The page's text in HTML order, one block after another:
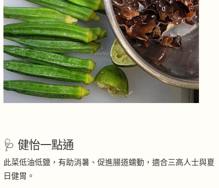
🩺 健怡一點通
此菜低油低鹽，有助消暑、促進腸道蠕動，適合三高人士與夏
日健胃。